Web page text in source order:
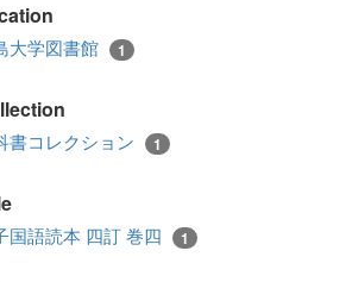
大学図書館 1
書コレクション 1
国語読本 四訂 巻四 1